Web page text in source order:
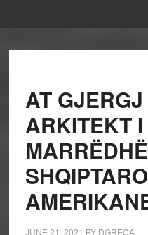
AT
ARKITEKT I
JUNE 21, 2021 BY DGRECA